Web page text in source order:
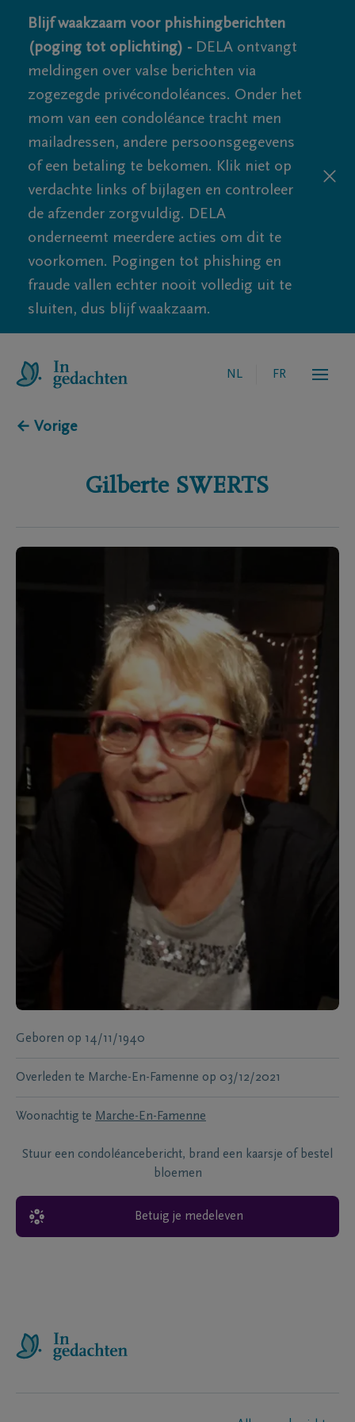
Blijf waakzaam voor phishingberichten
(poging tot oplichting) - DELA ontvangt
meldingen over valse berichten via
zogezegde privécondoléances. Onder het
mom van een condoléance tracht men
mailadressen, andere persoonsgegevens
of een betaling te bekomen. Klik niet op
verdachte links of bijlagen en controleer
de afzender zorgvuldig. DELA
onderneemt meerdere acties om dit te
voorkomen. Pogingen tot phishing en
fraude vallen echter nooit volledig uit te
sluiten, dus blijf waakzaam.
NL FR
← Vorige
Gilberte SWERTS
Geboren op 14/11/1940
Overleden te Marche-En-Famenne op 03/12/2021
Woonachtig te Marche-En-Famenne
Stuur een condoléancebericht, brand een kaarsje of bestel
bloemen
Betuig je medeleven